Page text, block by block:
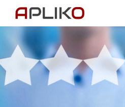
Zum
Inhalt
springen